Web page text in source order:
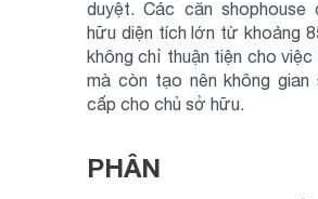
duyệt. Các căn
hữu diện tích lớn từ khoảng
không chỉ thuận tiện cho việc
mà còn tạo nên không gian
cấp cho chủ sở hữu.
PHÂN